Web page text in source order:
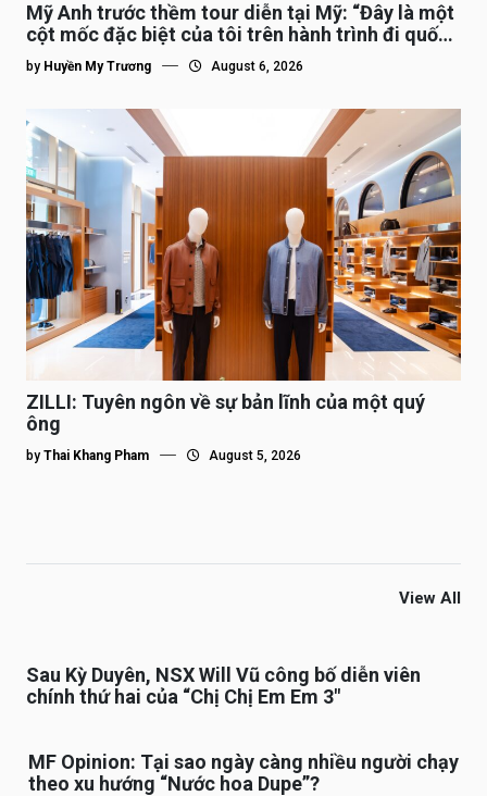
Mỹ Anh trước thềm tour diễn tại Mỹ: “Đây là một
cột mốc đặc biệt của tôi trên hành trình đi quốc
tế”
by Huyền My Trương August 6, 2026
ZILLI: Tuyên ngôn về sự bản lĩnh của một quý
ông
by Thai Khang Pham August 5, 2026
View All
Sau Kỳ Duyên, NSX Will Vũ công bố diễn viên
chính thứ hai của “Chị Chị Em Em 3″
MF Opinion: Tại sao ngày càng nhiều người chạy
theo xu hướng “Nước hoa Dupe”?